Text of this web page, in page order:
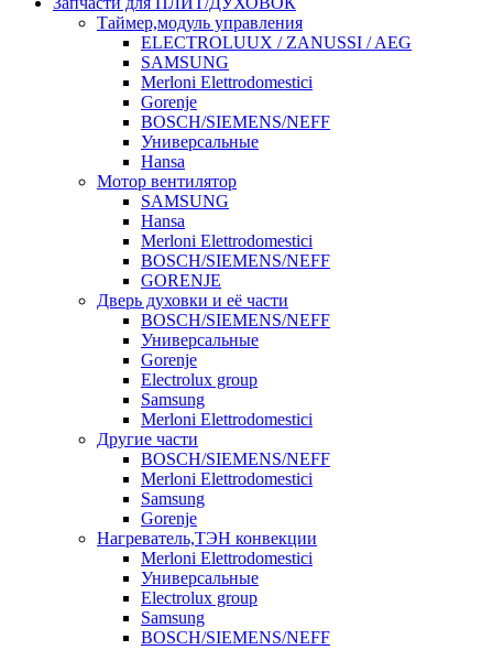
Таймер,модуль управления
ELECTROLUUX / ZANUSSI / AEG
SAMSUNG
Merloni Elettrodomestici
Gorenje
BOSCH/SIEMENS/NEFF
Универсальные
Hansa
Мотор вентилятор
SAMSUNG
Hansa
Merloni Elettrodomestici
BOSCH/SIEMENS/NEFF
GORENJE
Дверь духовки и её части
BOSCH/SIEMENS/NEFF
Универсальные
Gorenje
Electrolux group
Samsung
Merloni Elettrodomestici
Другие части
BOSCH/SIEMENS/NEFF
Merloni Elettrodomestici
Samsung
Gorenje
Нагреватель,ТЭН конвекции
Merloni Elettrodomestici
Универсальные
Electrolux group
Samsung
BOSCH/SIEMENS/NEFF